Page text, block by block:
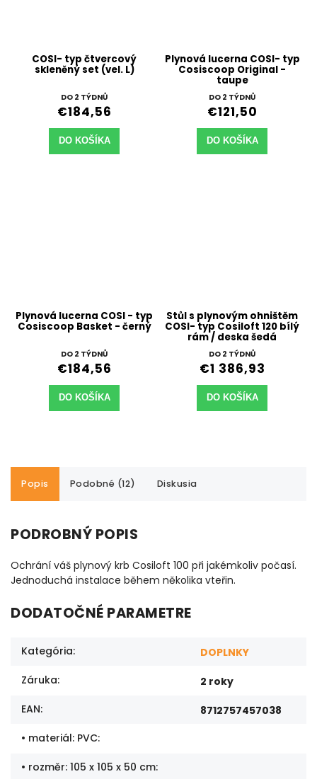
COSI- typ čtvercový
skleněný set (vel. L)
DO 2 TÝDNŮ
€184,56
DO KOŠÍKA
Plynová lucerna COSI- typ
Cosiscoop Original -
taupe
DO 2 TÝDNŮ
€121,50
DO KOŠÍKA
Plynová lucerna COSI - typ
Cosiscoop Basket - černý
DO 2 TÝDNŮ
€184,56
DO KOŠÍKA
Stůl s plynovým ohništěm
COSI- typ Cosiloft 120 bílý
rám / deska šedá
DO 2 TÝDNŮ
€1 386,93
DO KOŠÍKA
Popis Podobné (12) Diskusia
PODROBNÝ POPIS
Ochrání váš plynový krb Cosiloft 100 při jakémkoliv počasí.
Jednoduchá instalace během několika vteřin.
DODATOČNÉ PARAMETRE
Kategória:
DOPLNKY
Záruka:
2 roky
EAN:
8712757457038
• materiál: PVC:
• rozměr: 105 x 105 x 50 cm: